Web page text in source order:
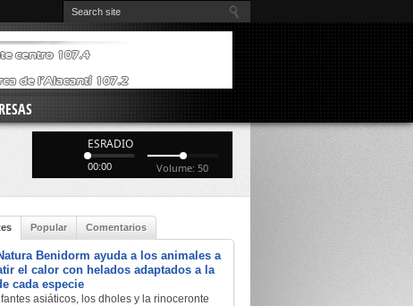
ESRADIO
00:00 Volume: 50
Popular Comentarios
Benidorm ayuda a los animales a
el calor con helados adaptados a la
cada especie
asiáticos, los dholes y la rinoceronte